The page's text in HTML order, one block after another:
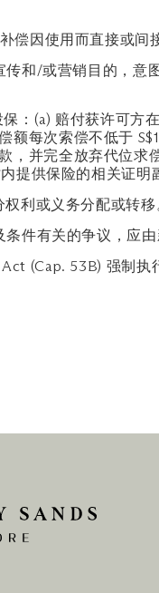
偿因使用而直接或间
和/或营销目的，意
：(a) 赔付获许可方
每次索偿不低于
并完全放弃代位求
提供保险的相关证明
利或义务分配或转移
件有关的争议，应由
(Cap. 53B) 强制执